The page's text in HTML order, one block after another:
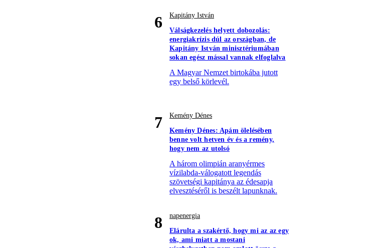
6
Kapitány István
Válságkezelés helyett dobozolás:
energiakrízis dúl az országban, de
Kapitány István minisztériumában
sokan egész mással vannak elfoglalva
A Magyar Nemzet birtokába jutott
egy belső körlevél.
7
Kemény Dénes
Kemény Dénes: Apám ölelésében
benne volt hetven év és a remény,
hogy nem az utolsó
A három olimpián aranyérmes
vízilabda-válogatott legendás
szövetségi kapitánya az édesapja
elvesztéséről is beszélt lapunknak.
8
napenergia
Elárulta a szakértő, hogy mi az az egy
ok, ami miatt a mostani